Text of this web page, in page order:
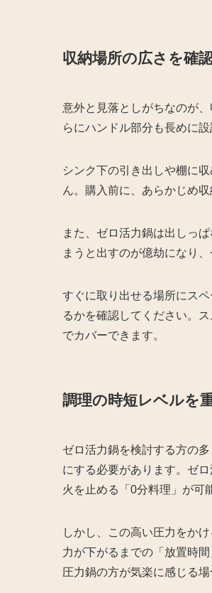
収納場所の広さを確
意外と見落としがちなのが
らにハンドル部分も長めに
シンク下の引き出しや棚に
ん。購入前に、あらかじめ
また、ゼロ活力鍋は出しっ
まうと出すのが億劫になり
すぐに取り出せる場所にス
るかを確認してください。
でカバーできます。
調理の時短レベルを
ゼロ活力鍋を検討する方の
にする必要があります。ゼ
火を止める「0分料理」が可
しかし、この高い圧力をか
力が下がるまでの「放置時
圧力鍋の方が気楽に感じる場